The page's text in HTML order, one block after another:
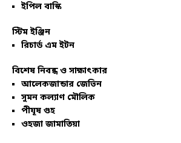
ইপিল বাস্কি
স্টিম ইঞ্জিন
রিচার্ড এম ইটন
বিশেষ নিবন্ধ ও সাক্ষাৎকার
আলেকজান্ডার জেভিন
সুমন কল্যাণ মৌলিক
পীযূষ গুহ
ওহজা জামাতিয়া